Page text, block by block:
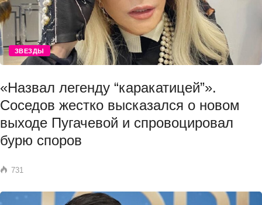
ЗВЕЗДЫ
«Назвал легенду “каракатицей”».
Соседов жестко высказался о новом
выходе Пугачевой и спровоцировал
бурю споров
731